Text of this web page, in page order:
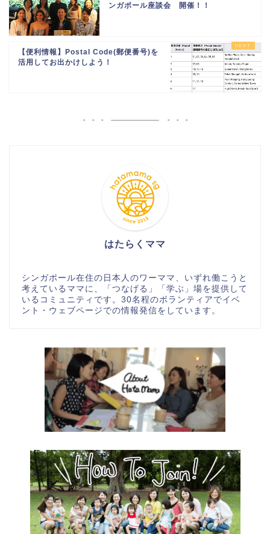
ンガポール座談会 開催！！
【便利情報】Postal Code(郵便番号)を
活用してお出かけしよう！
はたらくママ
シンガポール在住の日本人のワーママ、いずれ働こうと
考えているママに、「つなげる」「学ぶ」場を提供して
いるコミュニティです。30名程のボランティアでイベ
ント・ウェブページでの情報発信をしています。